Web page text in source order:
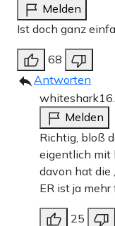
Melden
Ist doch ganz
68
Antworten
whiteshark
Melden
Richtig, bloß
eigentlich mit
davon hat die
ER ist ja mehr
25